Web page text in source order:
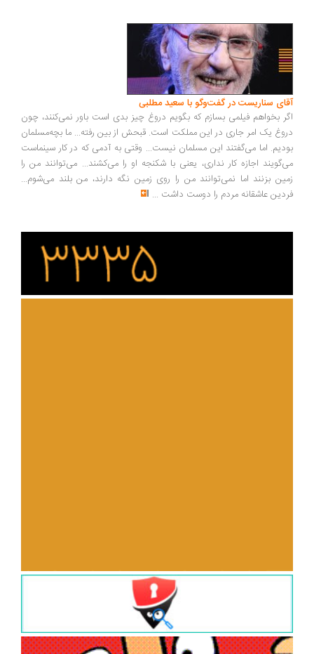
سناریست در گفت‌وگو با سعید مطلبی
بخواهم فیلمی بسازم که بگویم دروغ چیز بدی است باور نمی‌کنند، چون
یک امر جاری در این مملکت است. قبحش از بین رفته... ما بچه‌مسلمان
اما می‌گفتند این مسلمان نیست... وقتی به آدمی که در کار سینماست
اجازه کار نداری، یعنی با شکنجه او را می‌کشند... می‌توانند من را
بزنند اما نمی‌توانند من را روی زمین نگه دارند، من بلند می‌شوم...
عاشقانه مردم را دوست داشت ...